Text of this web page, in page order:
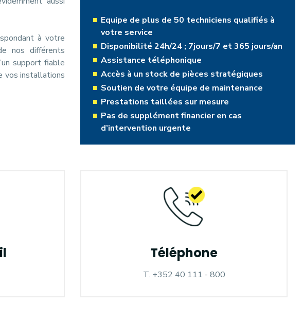
à votre
nos différents
support fiable
vos installations
Equipe de plus de 50 techniciens qualifiés à
votre service
Disponibilité 24h/24 ; 7jours/7 et 365 jours/an
Assistance téléphonique
Accès à un stock de pièces stratégiques
Soutien de votre équipe de maintenance
Prestations taillées sur mesure
Pas de supplément financier en cas
d’intervention urgente
Téléphone
T. +352 40 111 - 800